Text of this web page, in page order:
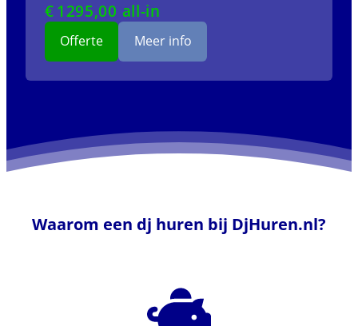
€ 1295,00 all-in
Offerte Meer info
Waarom een dj huren bij DjHuren.nl?